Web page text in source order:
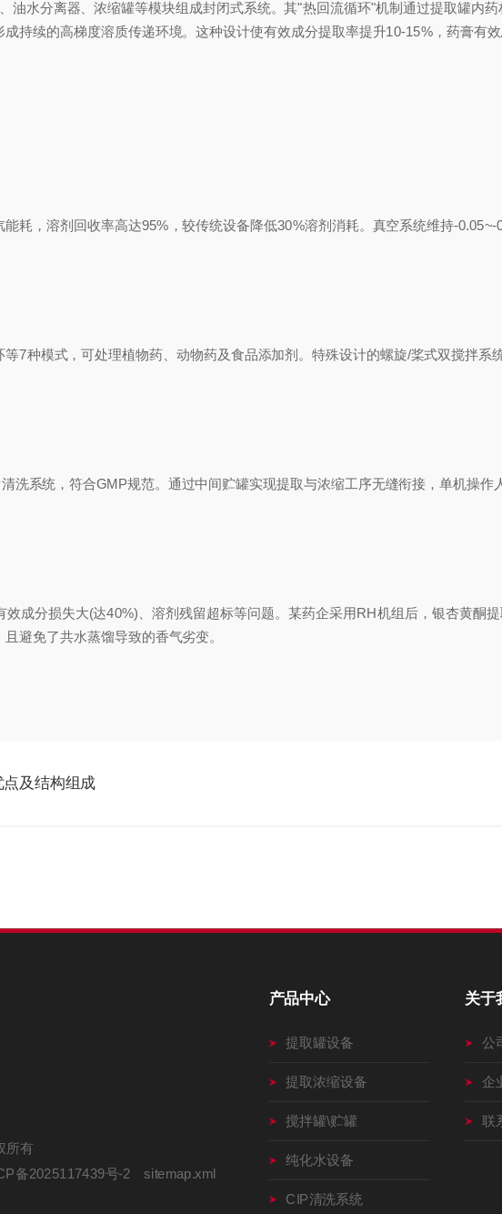
水分离器、浓缩罐等模块组成封闭式系统。其"热回流循环"机制通过提取罐内药
持续的高梯度溶质传递环境。这种设计使有效成分提取率提升10-15%，药膏有
，溶剂回收率高达95%，较传统设备降低30%溶剂消耗。真空系统维持-0.05~-
种模式，可处理植物药、动物药及食品添加剂。特殊设计的螺旋/桨式双搅拌系
系统，符合GMP规范。通过中间贮罐实现提取与浓缩工序无缝衔接，单机操作
分损失大(达40%)、溶剂残留超标等问题。某药企采用RH机组后，银杏黄酮
避免了共水蒸馏导致的香气劣变。
及结构组成
所有
备2025117439号-2 sitemap.xml
产品中心
提取罐设备
提取浓缩设备
搅拌罐\贮罐
纯化水设备
CIP清洗系统
关于
公
企
联